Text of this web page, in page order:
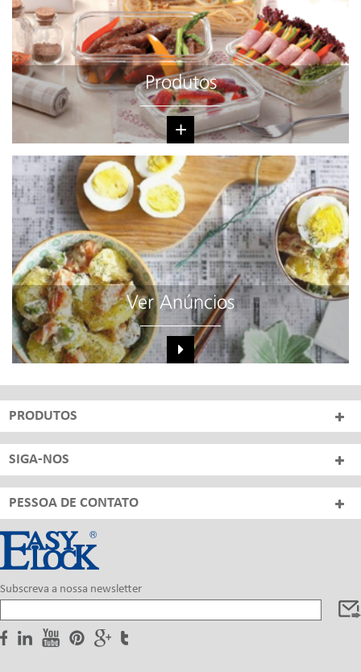
Produtos
+
Ver Anúncios
PRODUTOS
SIGA-NOS
PESSOA DE CONTATO
Subscreva a nossa newsletter